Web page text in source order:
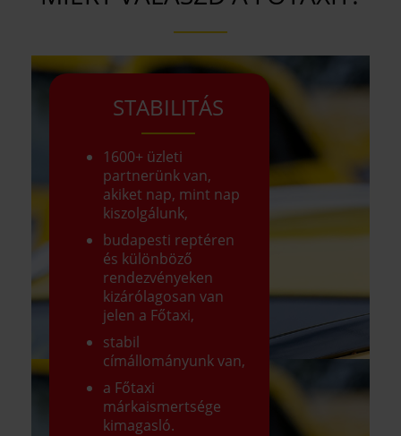
STABILITÁS
1600+ üzleti
partnerünk van,
akiket nap, mint nap
kiszolgálunk,
budapesti reptéren
és különböző
rendezvényeken
kizárólagosan van
jelen a Főtaxi,
stabil
címállományunk van,
a Főtaxi
márkaismertsége
kimagasló.